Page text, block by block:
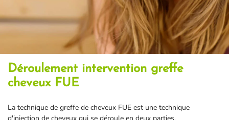
Déroulement intervention greffe
cheveux FUE
La technique de greffe de cheveux FUE est une technique
d'injection de cheveux qui se déroule en deux parties.